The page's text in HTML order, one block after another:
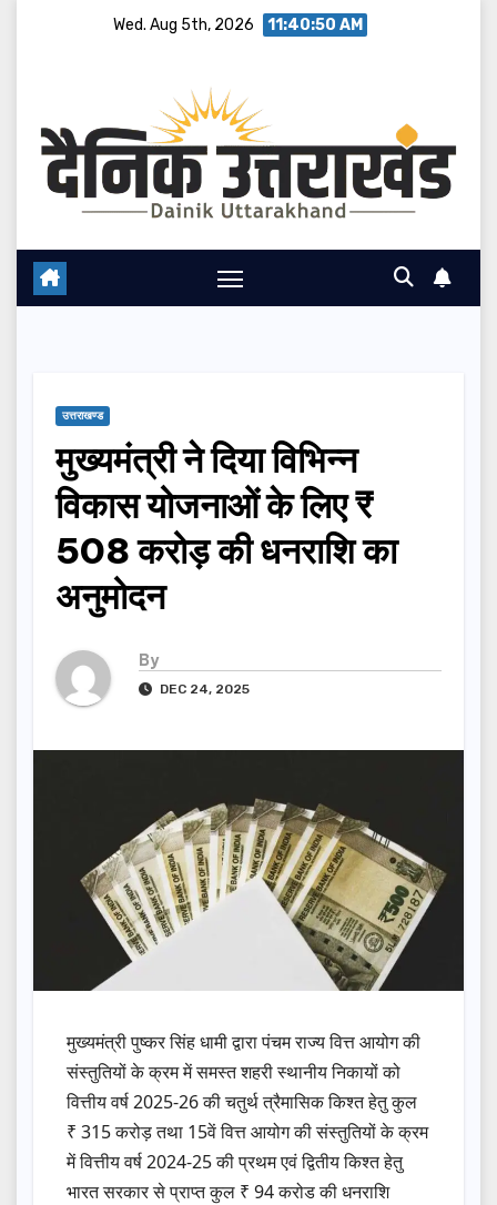
Wed. Aug 5th, 2026 11:40:51 AM
उत्तराखण्ड
मुख्यमंत्री ने दिया विभिन्न
विकास योजनाओं के लिए ₹
508 करोड़ की धनराशि का
अनुमोदन
By
DEC 24, 2025
मुख्यमंत्री पुष्कर सिंह धामी द्वारा पंचम राज्य वित्त आयोग की
संस्तुतियों के क्रम में समस्त शहरी स्थानीय निकायों को
वित्तीय वर्ष 2025-26 की चतुर्थ त्रैमासिक किश्त हेतु कुल
₹ 315 करोड़ तथा 15वें वित्त आयोग की संस्तुतियों के क्रम
में वित्तीय वर्ष 2024-25 की प्रथम एवं द्वितीय किश्त हेतु
भारत सरकार से प्राप्त कुल ₹ 94 करोड की धनराशि